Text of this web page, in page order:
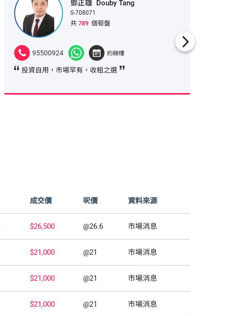
成交價 呎價 資料來源
$26,500 @26.6 市場消息
$21,000 @21 市場消息
$21,000 @21 市場消息
$21,000 @21 市場消息
鄧正雄 Douby Tang
S-708071
共 789 個筍盤
95500924 約睇樓
投資自用，市場罕有，收租之選